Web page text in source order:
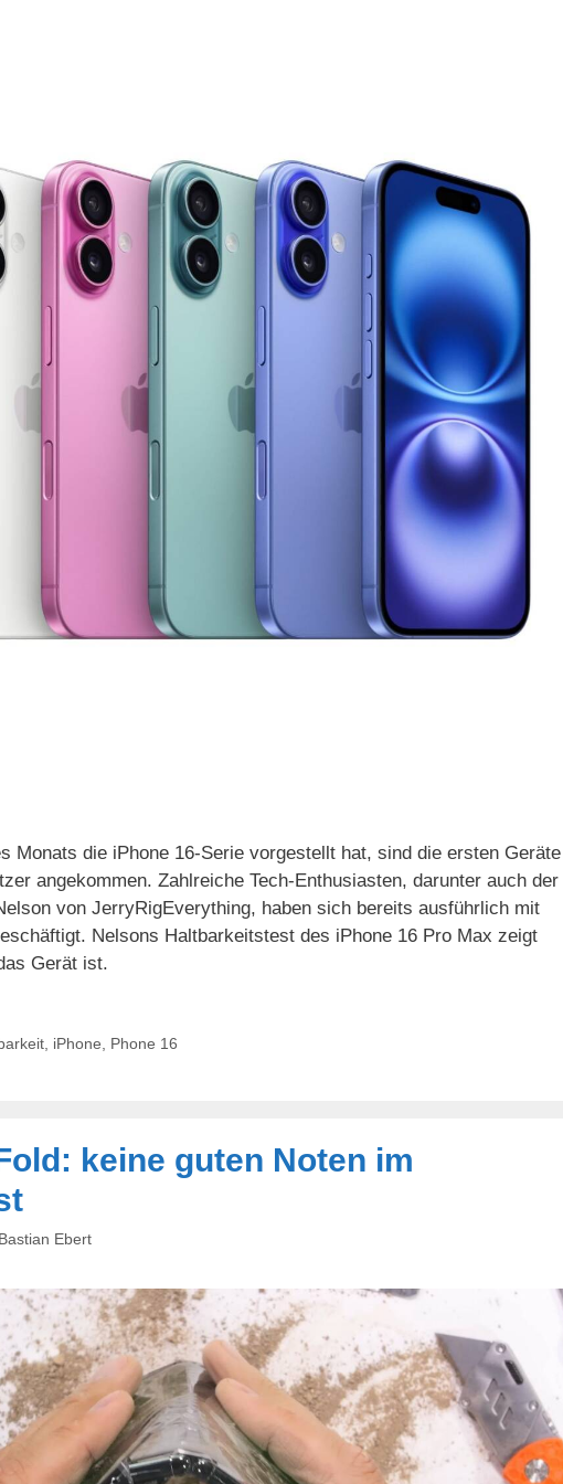
Monats die iPhone 16-Serie vorgestellt hat, sind die ersten Geräte
angekommen. Zahlreiche Tech-Enthusiasten, darunter auch der
von JerryRigEverything, haben sich bereits ausführlich mit
Nelsons Haltbarkeitstest des iPhone 16 Pro Max zeigt
Gerät ist.
, iPhone
Phone 16
keine guten Noten im
Bastian Ebert